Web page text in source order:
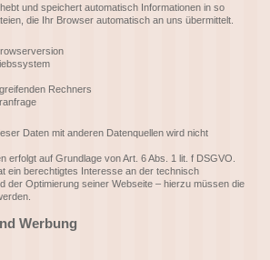
und speichert automatisch Informationen in so
die Ihr Browser automatisch an uns übermittelt.
Rechners
Daten mit anderen Datenquellen wird nicht
erfolgt auf Grundlage von Art. 6 Abs. 1 lit. f DSGVO.
ein berechtigtes Interesse an der technisch
der Optimierung seiner Webseite – hierzu müssen die
Werbung